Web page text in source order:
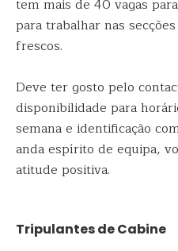
tem mais de 40 vagas para
para trabalhar nas
frescos.
Deve ter gosto pelo
disponibilidade para
semana e identificação
anda espírito de equipa,
atitude positiva.
Tripulantes de Cabine